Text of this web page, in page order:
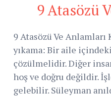
9 Atasözü
9 Atasözü Ve Anlamları
yıkama: Bir aile
çözülmelidir. Diğer
hoş ve doğru değildir.
gelebilir. Süleyman